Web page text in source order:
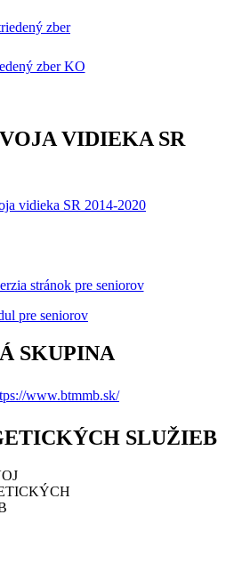
VIDIEKA SR
stránok pre seniorov
SKUPINA
www.btmmb.sk/
SLUŽIEB